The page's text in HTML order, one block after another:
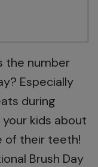
the number
Especially
during
kids about
of their teeth!
Brush Day